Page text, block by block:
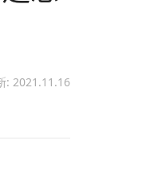
: 2021.11.16